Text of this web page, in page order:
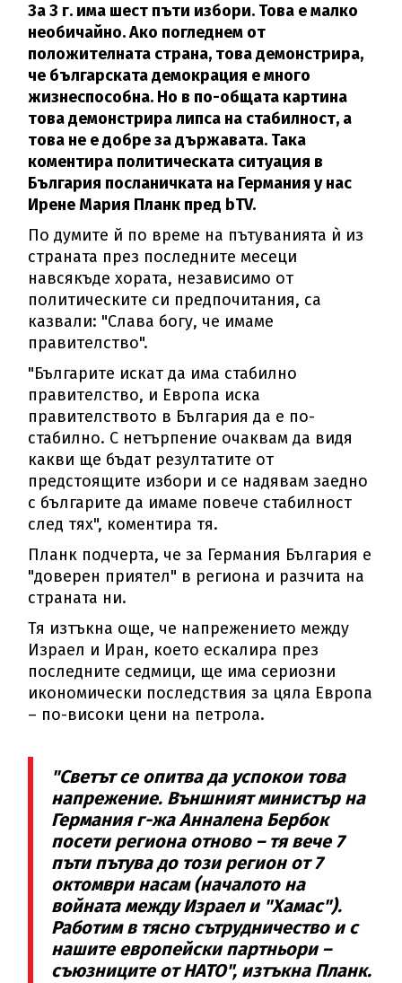
За 3 г. има шест пъти избори. Това е малко
необичайно. Ако погледнем от
положителната страна, това демонстрира,
че българската демокрация е много
жизнеспособна. Но в по-общата картина
това демонстрира липса на стабилност, а
това не е добре за държавата. Така
коментира политическата ситуация в
България посланичката на Германия у нас
Ирене Мария Планк пред bTV.
По думите й по време на пътуванията ѝ из
страната през последните месеци
навсякъде хората, независимо от
политическите си предпочитания, са
казвали: "Слава богу, че имаме
правителство".
"Българите искат да има стабилно
правителство, и Европа иска
правителството в България да е по-
стабилно. С нетърпение очаквам да видя
какви ще бъдат резултатите от
предстоящите избори и се надявам заедно
с българите да имаме повече стабилност
след тях", коментира тя.
Планк подчерта, че за Германия България е
"доверен приятел" в региона и разчита на
страната ни.
Тя изтъкна още, че напрежението между
Израел и Иран, което ескалира през
последните седмици, ще има сериозни
икономически последствия за цяла Европа
– по-високи цени на петрола.
"Светът се опитва да успокои това
напрежение. Външният министър на
Германия г-жа Анналена Бербок
посети региона отново – тя вече 7
пъти пътува до този регион от 7
октомври насам (началото на
войната между Израел и "Хамас").
Работим в тясно сътрудничество и с
нашите европейски партньори –
съюзниците от НАТО", изтъкна Планк.